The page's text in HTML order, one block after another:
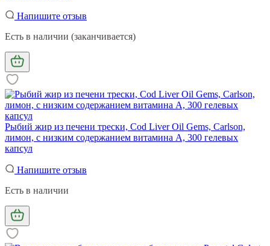
Напишите отзыв
Есть в наличии (заканчивается)
Рыбий жир из печени трески, Cod Liver Oil Gems, Carlson,
лимон, с низким содержанием витамина А, 300 гелевых
капсул
Напишите отзыв
Есть в наличии